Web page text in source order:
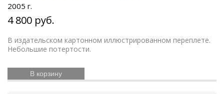
2005 г.
4 800 руб.
В издательском картонном иллюстрированном переплете.
Небольшие потертости.
В корзину